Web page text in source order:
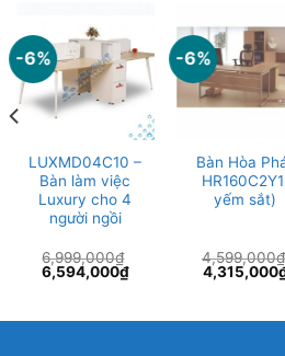
-6%
LUXMD04C10 –
Bàn làm việc
Luxury cho 4
người ngồi
6,999,000₫
Giá
gốc
6,594,000₫Giá
hiện
-6%
Bàn Hòa
yếm sắt)
4,599,000₫
Giá
gốc
4,315,000